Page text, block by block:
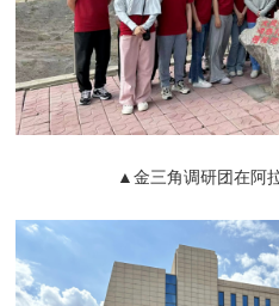
▲金三角调研团在阿